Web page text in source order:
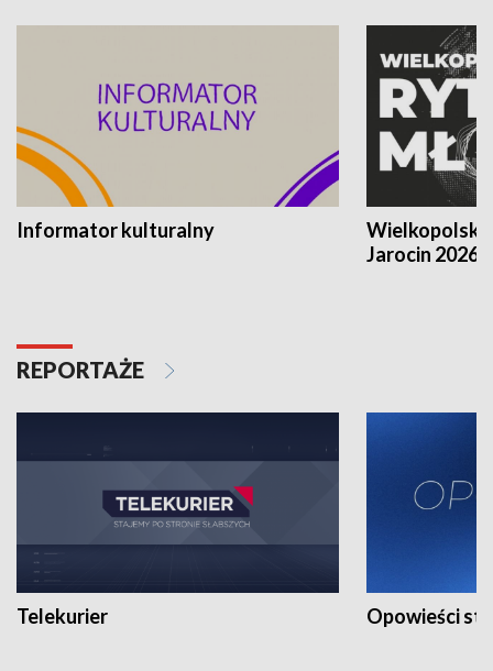
Informator kulturalny
Jarocin 2026
REPORTAŻE
Telekurier Opowieści